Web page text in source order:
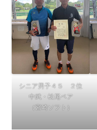
シニア男子４５ ２位
中武・松尾ペア
（宮崎ソフト）